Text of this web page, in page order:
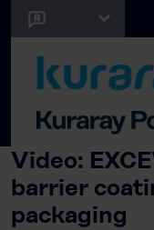
Video:
barrier
packaging